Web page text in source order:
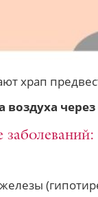
храп
заболеваний: